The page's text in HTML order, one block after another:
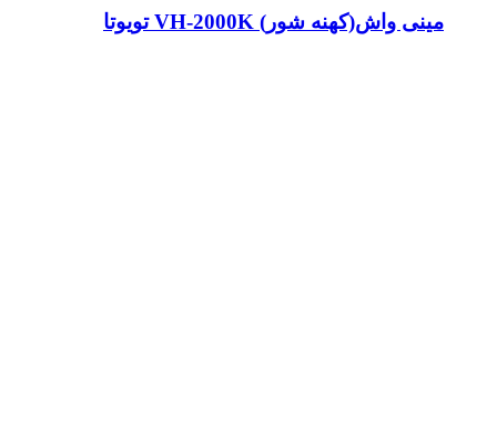
مینی واش(کهنه شور) VH-2000K تویوتا